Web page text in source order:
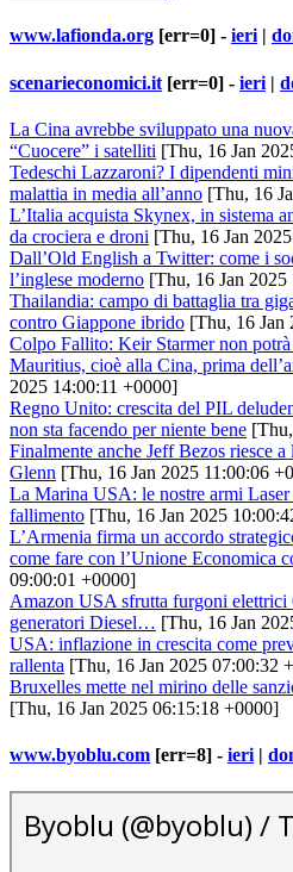
www.lafionda.org [err=0] - ieri |
scenarieconomici.it [err=0] - ieri |
La Cina avrebbe sviluppato una
“Cuocere” i satelliti [Thu, 16 Jan
Tedeschi Lazzaroni? I dipendenti
malattia in media all’anno [Thu, 16
L’Italia acquista Skynex, in sistema
da crociera e droni [Thu, 16 Jan
Dall’Old English a Twitter: come i
l’inglese moderno [Thu, 16 Jan
Thailandia: campo di battaglia tra
contro Giappone ibrido [Thu, 16 Jan
Colpo Fallito: Keir Starmer non
Mauritius, cioè alla Cina, prima
2025 14:00:11 +0000]
Regno Unito: crescita del PIL
non sta facendo per niente bene
Finalmente anche Jeff Bezos riesce
Glenn [Thu, 16 Jan 2025 11:00:06
La Marina USA: le nostre armi Laser
fallimento [Thu, 16 Jan 2025
L’Armenia firma un accordo
come fare con l’Unione Economica
09:00:01 +0000]
Amazon USA sfrutta furgoni elettrici
generatori Diesel… [Thu, 16 Jan
USA: inflazione in crescita come
rallenta [Thu, 16 Jan 2025 07:00:32
Bruxelles mette nel mirino delle
[Thu, 16 Jan 2025 06:15:18 +0000]
www.byoblu.com [err=8] - ieri |